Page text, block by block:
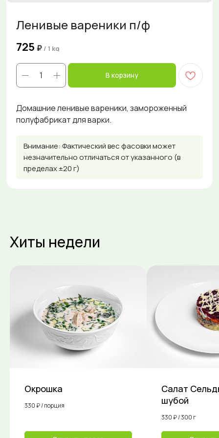
Ленивые вареники п/ф
725 ₽ / 1 kg
В корзину
Домашние ленивые вареники, замороженный
полуфабрикат для варки.
Внимание: Фактический вес фасовки может
незначительно отличаться от указанного (в
пределах ±20 г)
Хиты недели
Окрошка
330 ₽ / порция
Салат
шубой
330 ₽ / 300 г
Доставка